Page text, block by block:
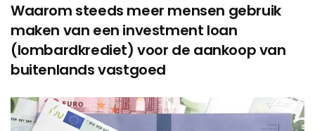
Waarom steeds meer mensen gebruik
maken van een investment loan
(lombardkrediet) voor de aankoop van
buitenlands vastgoed